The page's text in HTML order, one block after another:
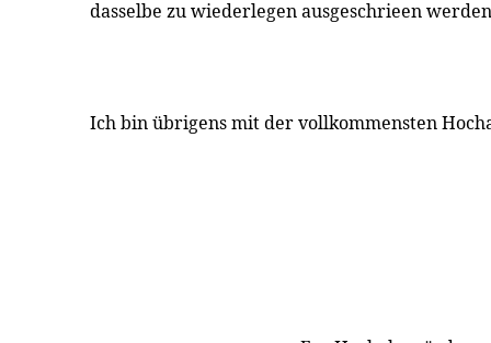
dasselbe zu wiederlegen ausgeschrieen
Ich bin übrigens mit der vollkommensten